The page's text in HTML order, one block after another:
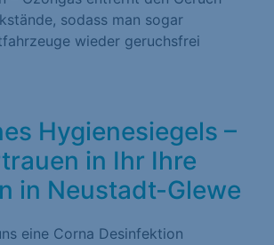
sodass man sogar
wieder geruchsfrei
Hygienesiegels –
in Ihr Ihre
in Neustadt-Glewe
eine Corna Desinfektion